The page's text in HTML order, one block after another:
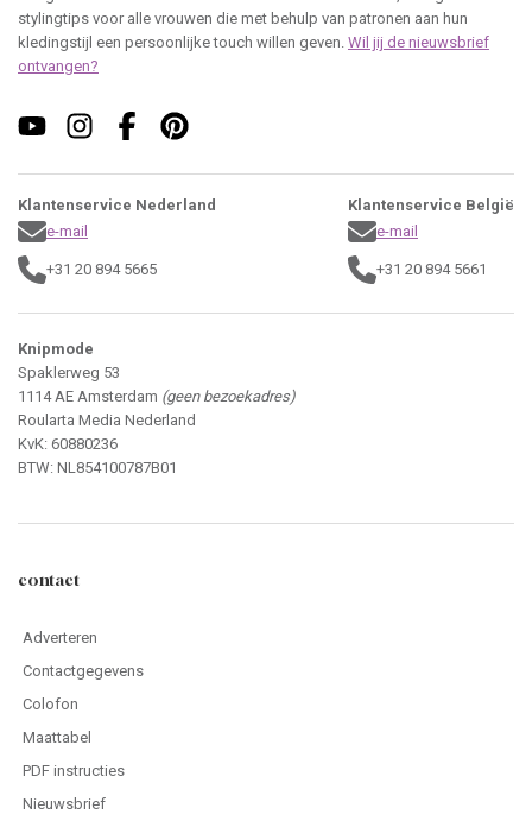
stylingtips voor alle vrouwen die met behulp van patronen aan hun
kledingstijl een persoonlijke touch willen geven. Wil jij de nieuwsbrief
ontvangen?
Klantenservice Nederland
e-mail
+31 20 894 5665
Klantenservice België
e-mail
+31 20 894 5661
Knipmode
Spaklerweg 53
1114 AE Amsterdam (geen bezoekadres)
Roularta Media Nederland
KvK: 60880236
BTW: NL854100787B01
contact
Adverteren
Contactgegevens
Colofon
Maattabel
PDF instructies
Nieuwsbrief